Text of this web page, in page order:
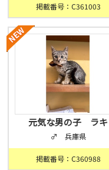
掲載番号：C361003
元気な男の子 ラキ
♂ 兵庫県
掲載番号：C360988